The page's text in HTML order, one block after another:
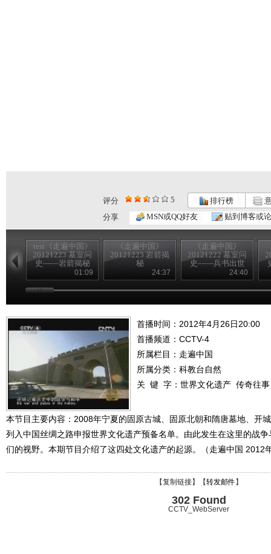
评分 5 排行榜
分享
MSN或QQ好友 贴到博客或
test《走遍中国》
20121223 墓室问
史——岩箭揭秘
01:09
《走遍中国》
20121223 岩箭揭
秘
24:37
《走遍中国》
20121222 墓室问
史——兵书出世
24:40
首播时间：2012年4月26日20:00
首播频道： CCTV-4
所属栏目： 走遍中国
所属分类：科教台自然
关 键 字： 世界文化遗产 传奇往事
本节目主要内容：2008年宁夏的固原古城、固原北朝和隋唐墓地、开
列入中国丝绸之路申报世界文化遗产预备名单。由此发生在这里的战
们的视野。本期节目介绍了这四处文化遗产的起源。（走遍中国 2012
【复制链接】【转发邮件 】
302 Found
CCTV_WebServer